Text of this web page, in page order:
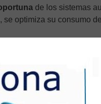
de los sistemas
optimiza su consumo
, las técnicas de
en el funcionamiento